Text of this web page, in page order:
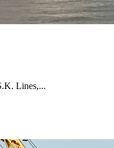
Lines,...